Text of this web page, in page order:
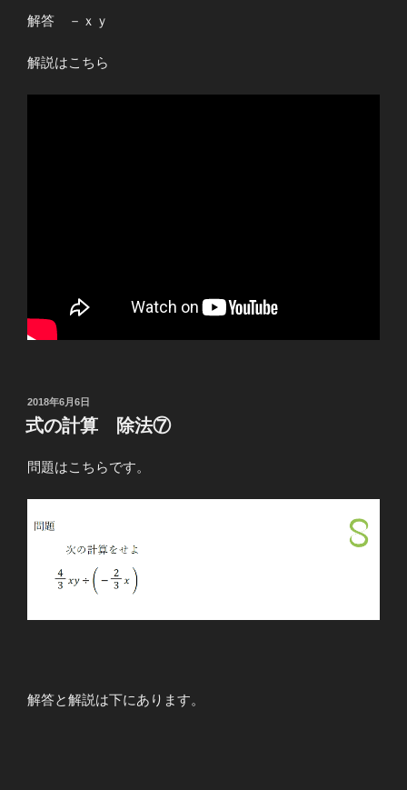
解答 －ｘｙ
解説はこちら
投
稿
日:
2018年6月6日
式の計算 除法⑦
問題はこちらです。
解答と解説は下にあります。